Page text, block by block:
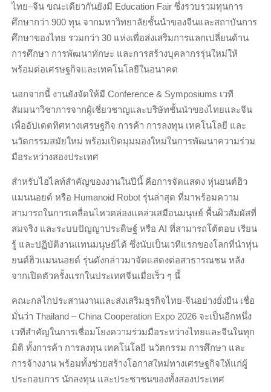
ไทย–จีน ขณะเดียวกันยังมี Education Fair ซึ่งรวบรวมทุนการ
ศึกษากว่า 900 ทุน จากมหาวิทยาลัยชั้นนำของจีนและสถาบันการ
ศึกษาของไทย รวมกว่า 30 แห่งเพื่อส่งเสริมการแลกเปลี่ยนด้าน
การศึกษา การพัฒนาทักษะ และการสร้างบุคลากรรุ่นใหม่ให้
พร้อมต่อเศรษฐกิจและเทคโนโลยีในอนาคต
นอกจากนี้ งานยังจัดให้มี Conference & Symposiums เวที
สัมมนาวิชาการจากผู้เชี่ยวชาญและบริษัทชั้นนำของไทยและจีน
เพื่ออัปเดตทิศทางเศรษฐกิจ การค้า การลงทุน เทคโนโลยี และ
นวัตกรรมสมัยใหม่ พร้อมเปิดมุมมองใหม่ในการพัฒนาความร่วม
มือระหว่างสองประเทศ
สำหรับไฮไลท์สำคัญของงานในปีนี้ คือการจัดแสดง หุ่นยนต์ฮิว
แมนนอยด์ หรือ Humanoid Robot รุ่นล่าสุด ที่มาพร้อมความ
สามารถในการเคลื่อนไหวคล่องแคล่วเสมือนมนุษย์ พื้นผิวสัมผัสที่
สมจริง และระบบปัญญาประดิษฐ์ หรือ AI ที่สามารถโต้ตอบ เรียน
รู้ และปฏิบัติงานแทนมนุษย์ได้ ซึ่งนับเป็นเวทีแรกของโลกที่นำหุ่น
ยนต์ฮิวแมนนอยด์ รุ่นดังกล่าวมาจัดแสดงต่อสาธารณชน หลัง
จากเปิดตัวครั้งแรกในประเทศจีนเมื่อเร็ว ๆ นี้
คณะกลไกประสานงานและส่งเสริมธุรกิจไทย-จีนอย่างยั่งยืน เชื่อ
มั่นว่า Thailand – China Cooperation Expo 2026 จะเป็นอีกหนึ่ง
เวทีสำคัญในการเชื่อมโยงความร่วมมือระหว่างไทยและจีนในทุก
มิติ ทั้งการค้า การลงทุน เทคโนโลยี นวัตกรรม การศึกษา และ
การจ้างงาน พร้อมทั้งช่วยสร้างโอกาสใหม่ทางเศรษฐกิจให้แก่ผู้
ประกอบการ นักลงทุน และประชาชนของทั้งสองประเทศ